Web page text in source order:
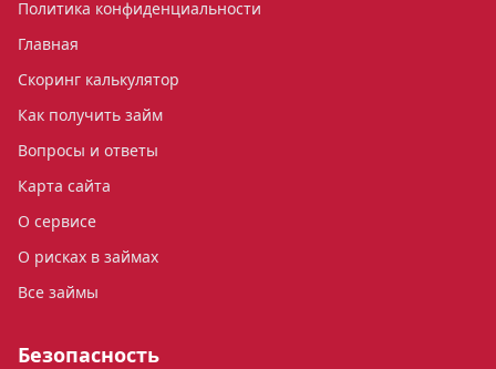
Политика конфиденциальности
Главная
Скоринг калькулятор
Как получить займ
Вопросы и ответы
Карта сайта
О сервисе
О рисках в займах
Все займы
Безопасность